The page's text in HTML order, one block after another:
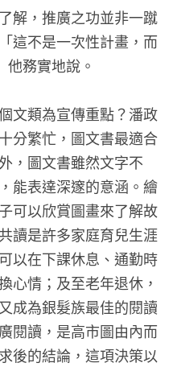
解，推廣之功並非一蹴
這不是一次性計畫，而
務實地說。
文類為宣傳重點？潘政
分繁忙，圖文書最適合
，圖文書雖然文字不
能表達深邃的意涵。繪
可以欣賞圖畫來了解故
讀是許多家庭育兒生涯
以在下課休息、通勤時
心情；及至老年退休，
成為銀髮族最佳的閱讀
閱讀，是高市圖由內而
後的結論，這項決策以